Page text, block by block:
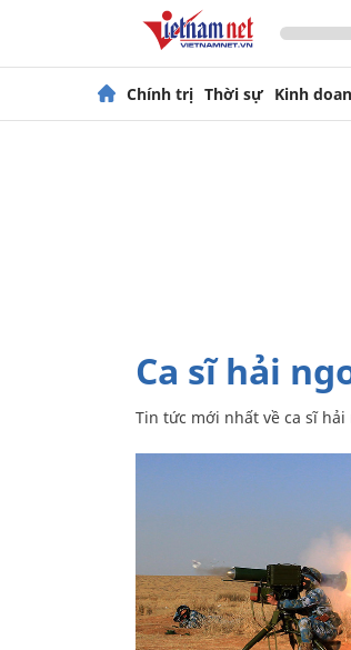
Chính trị Thời sự Kinh
ca sĩ hải
Tin tức mới nhất về ca sĩ hải